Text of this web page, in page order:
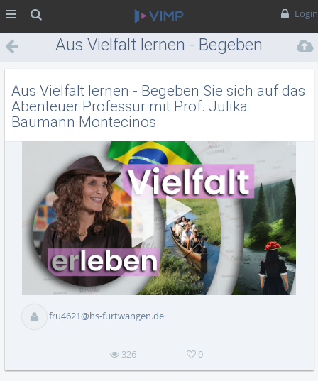
Login
Aus Vielfalt lernen - Begeben
Sie sich auf das Abenteuer
Professur mit Prof. Julika
Baumann Montecinos
Aus Vielfalt lernen - Begeben Sie sich auf das
Abenteuer Professur mit Prof. Julika
Baumann Montecinos
fru4621@hs-furtwangen.de
326 0